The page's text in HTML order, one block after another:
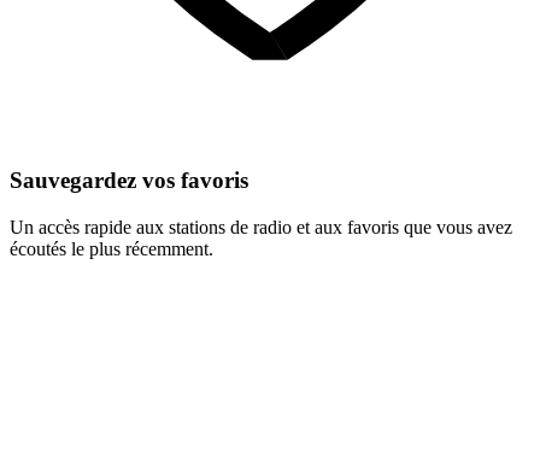
Sauvegardez vos favoris
Un accès rapide aux stations de radio et aux favoris que vous avez
écoutés le plus récemment.